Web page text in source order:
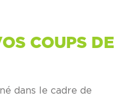
COUPS DE
dans le cadre de